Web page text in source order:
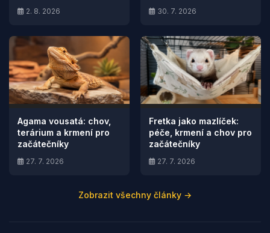
2. 8. 2026 30. 7. 2026
Agama vousatá: chov,
terárium a krmení pro
začátečníky
27. 7. 2026
Fretka jako mazlíček:
péče, krmení a chov pro
začátečníky
27. 7. 2026
Zobrazit všechny články →